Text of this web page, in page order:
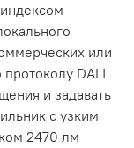
или
DALI
и задавать
с узким
2470 лм